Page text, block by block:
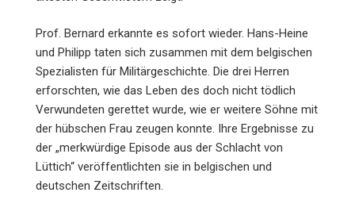
Prof. Bernard erkannte es sofort wieder. Hans-Heine
und Philipp taten sich zusammen mit dem belgischen
Spezialisten für Militärgeschichte. Die drei Herren
erforschten, wie das Leben des doch nicht tödlich
Verwundeten gerettet wurde, wie er weitere Söhne mit
der hübschen Frau zeugen konnte. Ihre Ergebnisse zu
der „merkwürdige Episode aus der Schlacht von
Lüttich“ veröffentlichten sie in belgischen und
deutschen Zeitschriften.